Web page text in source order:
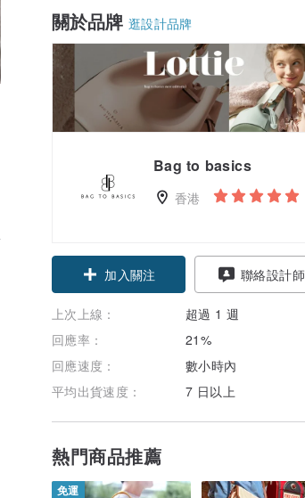
關於品牌 逛設計品牌
Bag to basics
香港
加入關注 聯絡設計師
上次上線：
超過 1 週
回應率：
21%
回應速度：
數小時內
平均出貨速度：
7 日以上
熱門商品推薦
免運